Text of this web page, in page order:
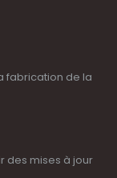
fabrication de la
des mises à jour